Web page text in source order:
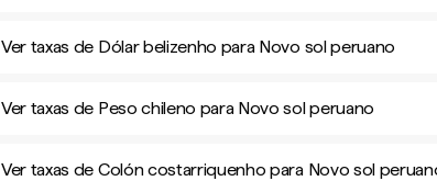
Ver taxas de Dólar belizenho para Novo sol peruano
Ver taxas de Peso chileno para Novo sol peruano
Ver taxas de Colón costarriquenho para Novo sol